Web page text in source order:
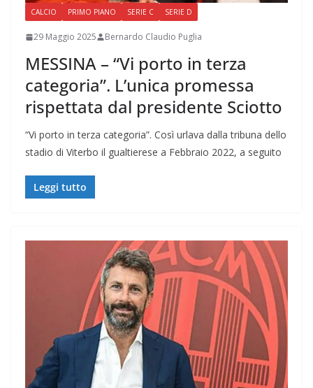
CALCIO PRIMO PIANO SERIE C SERIE D
29 Maggio 2025 Bernardo Claudio Puglia
MESSINA – “Vi porto in terza
categoria”. L’unica promessa
rispettata dal presidente Sciotto
“Vi porto in terza categoria”. Così urlava dalla tribuna dello
stadio di Viterbo il gualtierese a Febbraio 2022, a seguito
Leggi tutto